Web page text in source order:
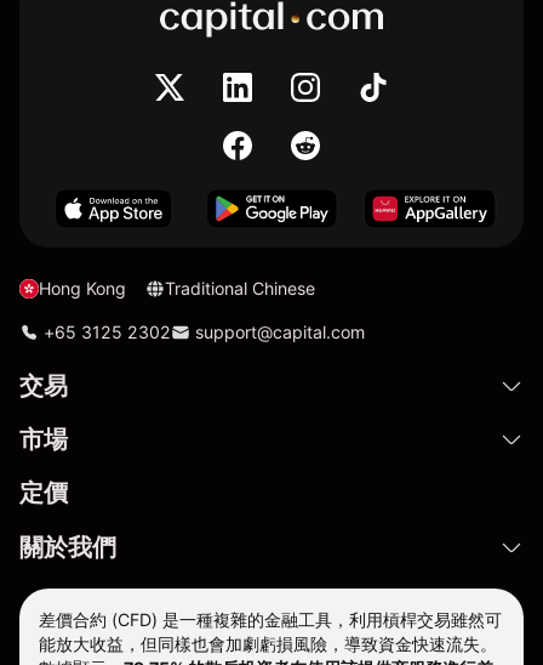
Hong Kong Traditional Chinese
+65 3125 2302 support@capital.com
交易
市場
定價
關於我們
差價合約 (CFD) 是一種複雜的金融工具，利用槓桿交易雖然可
能放大收益，但同樣也會加劇虧損風險，導致資金快速流失。